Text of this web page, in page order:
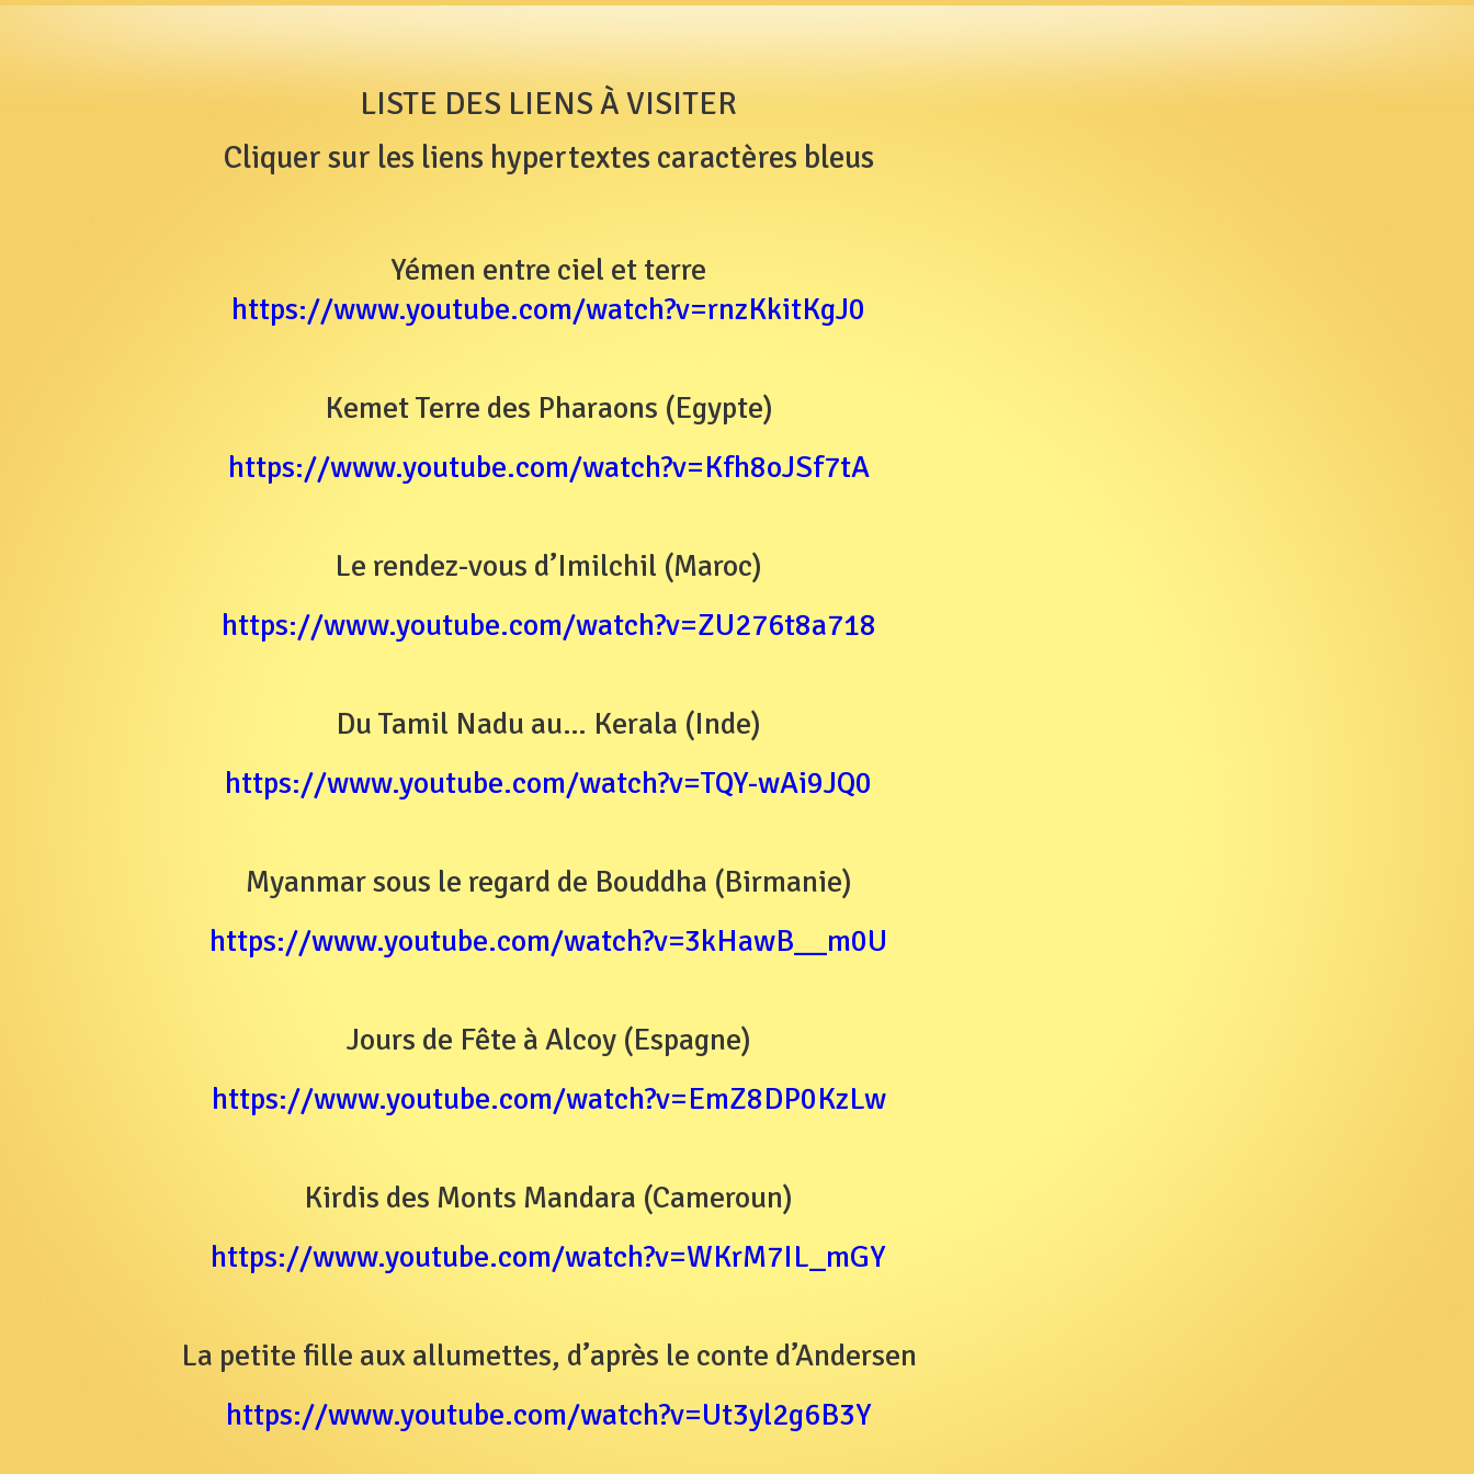
LISTE DES LIENS À VISITER
Cliquer sur les liens hypertextes caractères bleus
Yémen entre ciel et terre
https://www.youtube.com/watch?v=rnzKkitKgJ0
Kemet Terre des Pharaons (Egypte)
https://www.youtube.com/watch?v=Kfh8oJSf7tA
Le rendez-vous d’Imilchil (Maroc)
https://www.youtube.com/watch?v=ZU276t8a718
Du Tamil Nadu au… Kerala (Inde)
https://www.youtube.com/watch?v=TQY-wAi9JQ0
Myanmar sous le regard de Bouddha (Birmanie)
https://www.youtube.com/watch?v=3kHawB__m0U
Jours de Fête à Alcoy (Espagne)
https://www.youtube.com/watch?v=EmZ8DP0KzLw
Kirdis des Monts Mandara (Cameroun)
https://www.youtube.com/watch?v=WKrM7IL_mGY
La petite fille aux allumettes, d’après le conte d’Andersen
https://www.youtube.com/watch?v=Ut3yl2g6B3Y